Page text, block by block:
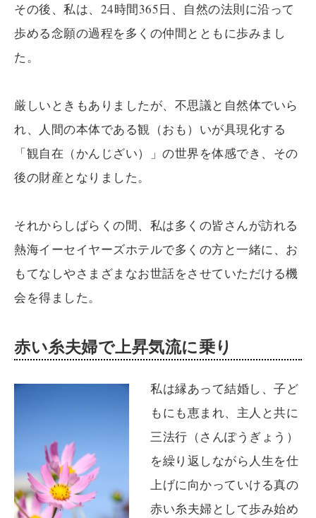
その後、私は、24時間365日、自然の法則に沿って
歩める念願の過程を多くの仲間とともに歩みまし
た。
厳しいときもありましたが、不思議と自然体でいら
れ、人間の本体である観（おも）いが具現化する
「観自在（かんじざい）」の世界を体感でき、その
後の財産となりました。
それからしばらくの間、私は多くの皆さんが訪れる
熱海イーセイヤーズホテルで多くの方と一緒に、お
もてなしやさまざまなお世話をさせていただける機
会を得ました。
赤い糸夫婦で上昇気流に乗り
私は縁あって結婚し、子ど
もにも恵まれ、主人と共に
三法行（さんぽうぎょう）
を繰り返しながら人生を仕
上げに向かっていける真の
赤い糸夫婦として歩み始め